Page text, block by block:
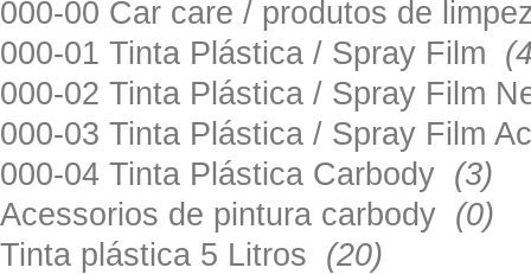
000-00 Car care / produtos de
000-01 Tinta Plástica / Spray Film
000-02 Tinta Plástica / Spray Film
000-03 Tinta Plástica / Spray Film
000-04 Tinta Plástica Carbody (3)
Acessorios de pintura carbody (0)
Tinta plástica 5 Litros (20)